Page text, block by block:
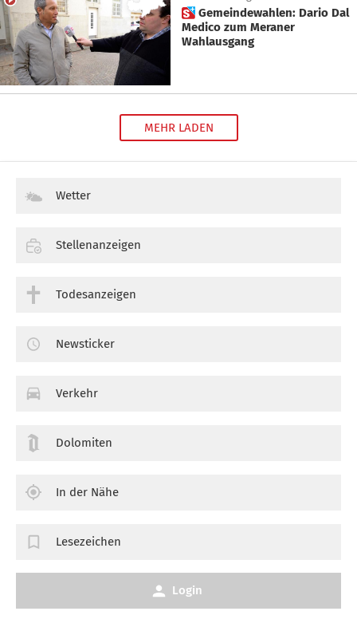
 Gemeindewahlen: Dario Dal
Medico zum Meraner
Wahlausgang
MEHR LADEN
Wetter
Stellenanzeigen
Todesanzeigen
Newsticker
Verkehr
Dolomiten
In der Nähe
Lesezeichen
Login